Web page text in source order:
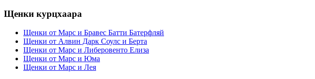
Щенки курцхаара
Щенки от Марс и Бравес Батти Батерфляй
Щенки от Алвин Дарк Соулс и Берта
Щенки от Марс и Либеровенто Елиза
Щенки от Марс и Юма
Щенки от Марс и Лея